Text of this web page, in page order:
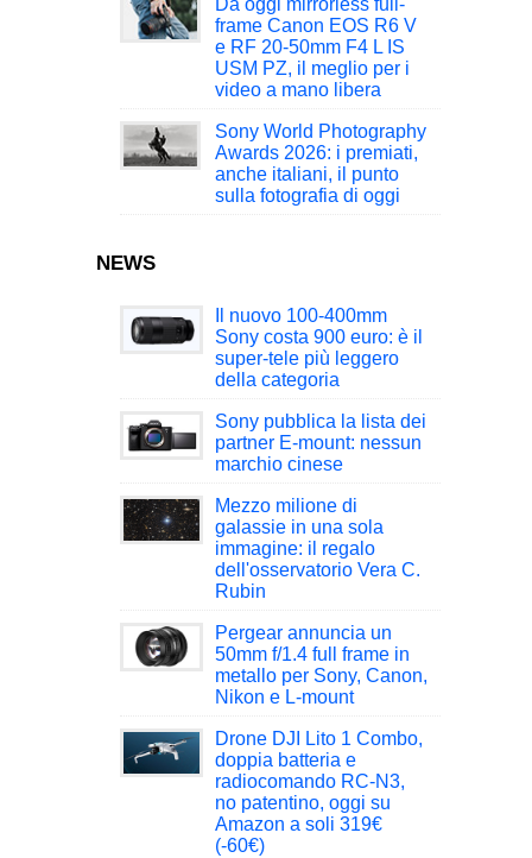
Da oggi mirrorless full-
frame Canon EOS R6 V
e RF 20-50mm F4 L IS
USM PZ, il meglio per i
video a mano libera
Sony World Photography
Awards 2026: i premiati,
anche italiani, il punto
sulla fotografia di oggi
NEWS
Il nuovo 100-400mm
Sony costa 900 euro: è il
super-tele più leggero
della categoria
Sony pubblica la lista dei
partner E-mount: nessun
marchio cinese
Mezzo milione di
galassie in una sola
immagine: il regalo
dell'osservatorio Vera C.
Rubin
Pergear annuncia un
50mm f/1.4 full frame in
metallo per Sony, Canon,
Nikon e L-mount
Drone DJI Lito 1 Combo,
doppia batteria e
radiocomando RC-N3,
no patentino, oggi su
Amazon a soli 319€
(-60€)